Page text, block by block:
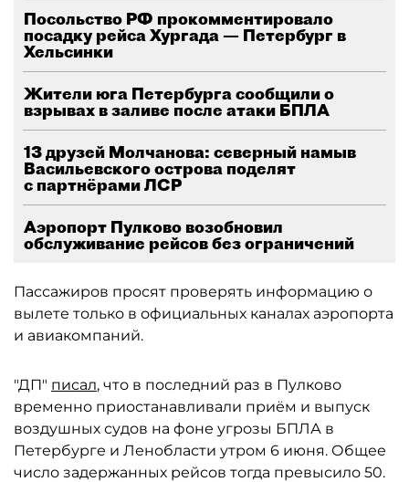
Посольство РФ прокомментировало
посадку рейса Хургада — Петербург в
Хельсинки
Жители юга Петербурга сообщили о
взрывах в заливе после атаки БПЛА
13 друзей Молчанова: северный намыв
Васильевского острова поделят
с партнёрами ЛСР
Аэропорт Пулково возобновил
обслуживание рейсов без ограничений
Пассажиров просят проверять информацию о
вылете только в официальных каналах аэропорта
и авиакомпаний.
"ДП" писал, что в последний раз в Пулково
временно приостанавливали приём и выпуск
воздушных судов на фоне угрозы БПЛА в
Петербурге и Ленобласти утром 6 июня. Общее
число задержанных рейсов тогда превысило 50.